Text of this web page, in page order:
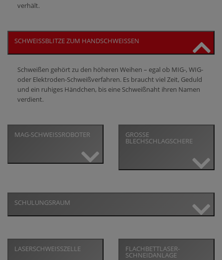
verhält.
SCHWEISSBLITZE ZUM HANDSCHWEISSEN
Schweißen gehört zu den höheren Weihen – egal ob MIG-, WIG-
oder Elektroden-Schweißverfahren. Es braucht viel Zeit, Geduld
und ein ruhiges Händchen, bis eine Schweißnaht ihren Namen
verdient.
MAG-SCHWEISSROBOTER GROSSE
BLECHSCHLAGSCHERE
SCHULUNGSRAUM
LASERSCHWEISSZELLE FLACHBETTLASER-
SCHNEIDANLAGE